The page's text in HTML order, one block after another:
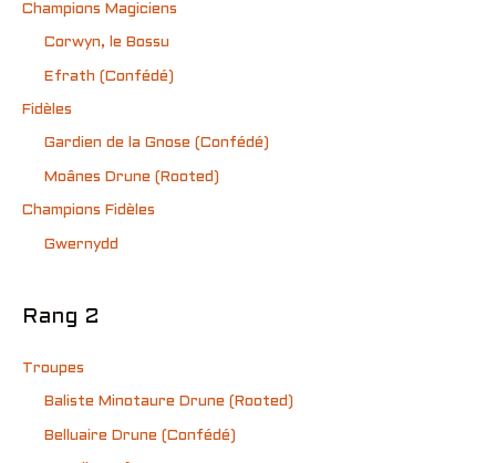
Champions Magiciens
Corwyn, le Bossu
Efrath (Confédé)
Fidèles
Gardien de la Gnose (Confédé)
Moânes Drune (Rooted)
Champions Fidèles
Gwernydd
Rang 2
Troupes
Baliste Minotaure Drune (Rooted)
Belluaire Drune (Confédé)